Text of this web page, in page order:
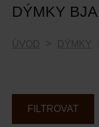
DÝMKY
ÚVOD DÝMKY
FILTROVAT